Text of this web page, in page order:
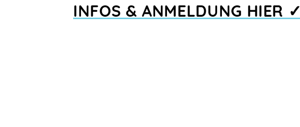
INFOS & ANMELDUNG HIER ✓